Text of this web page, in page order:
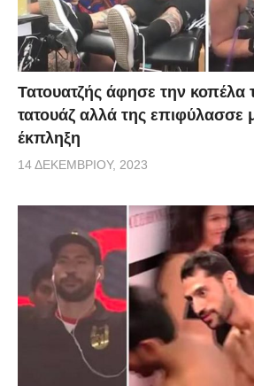
Τατουατζής άφησε την κοπέλα
τατουάζ αλλά της επιφύλασσε
έκπληξη
14 ΔΕΚΕΜΒΡΊΟΥ, 2023